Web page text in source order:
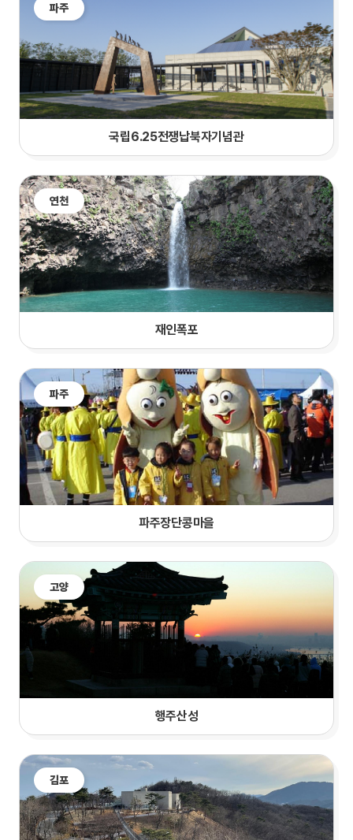
파주
국립6.25전쟁납북자기념관
연천
재인폭포
파주
파주장단콩마을
고양
행주산성
김포